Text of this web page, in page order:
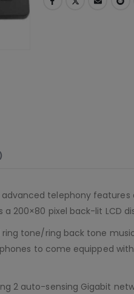
telephony
200×80 pixel back-lit LCD
ring tone/ring back tone
to come equipped
2 auto-sensing Gigabit